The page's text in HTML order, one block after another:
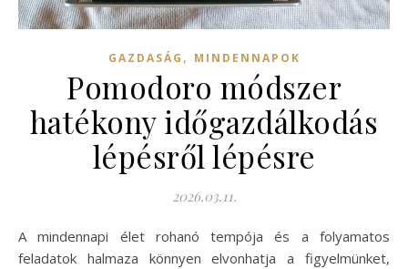
GAZDASÁG , MINDENNAPOK
Pomodoro módszer
hatékony időgazdálkodás
lépésről lépésre
2026.03.11.
A mindennapi élet rohanó tempója és a folyamatos
feladatok halmaza könnyen elvonhatja a figyelmünket,